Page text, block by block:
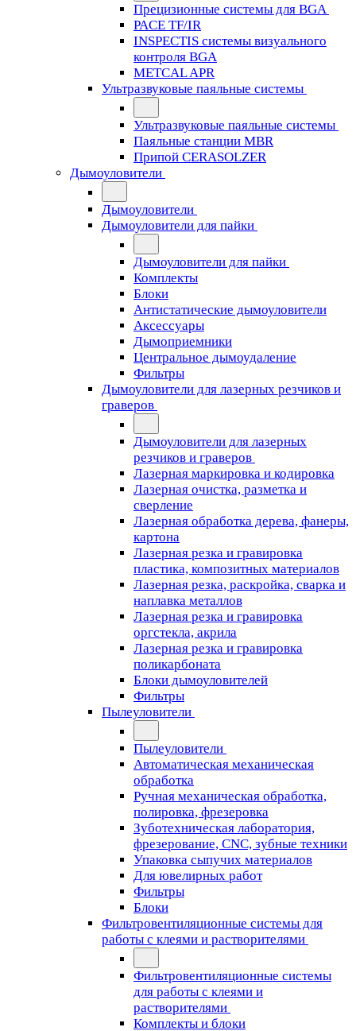
Прецизионные системы для BGA
PACE TF/IR
INSPECTIS системы визуального
контроля BGA
METCAL APR
Ультразвуковые паяльные системы
Ультразвуковые паяльные системы
Паяльные станции MBR
Припой CERASOLZER
Дымоуловители
Дымоуловители
Дымоуловители для пайки
Дымоуловители для пайки
Комплекты
Блоки
Антистатические дымоуловители
Аксессуары
Дымоприемники
Центральное дымоудаление
Фильтры
Дымоуловители для лазерных резчиков и
граверов
Дымоуловители для лазерных
резчиков и граверов
Лазерная маркировка и кодировка
Лазерная очистка, разметка и
сверление
Лазерная обработка дерева, фанеры,
картона
Лазерная резка и гравировка
пластика, композитных материалов
Лазерная резка, раскройка, сварка и
наплавка металлов
Лазерная резка и гравировка
оргстекла, акрила
Лазерная резка и гравировка
поликарбоната
Блоки дымоуловителей
Фильтры
Пылеуловители
Пылеуловители
Автоматическая механическая
обработка
Ручная механическая обработка,
полировка, фрезеровка
Зуботехническая лаборатория,
фрезерование, CNC, зубные техники
Упаковка сыпучих материалов
Для ювелирных работ
Фильтры
Блоки
Фильтровентиляционные системы для
работы с клеями и растворителями
Фильтровентиляционные системы
для работы с клеями и
растворителями
Комплекты и блоки